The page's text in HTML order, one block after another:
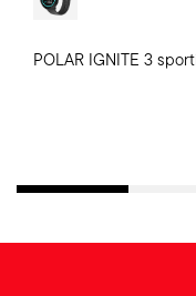
POLAR IGNITE 3